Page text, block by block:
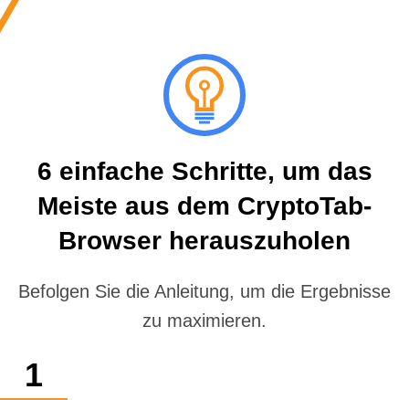
6 einfache Schritte, um das
Meiste aus dem CryptoTab-
Browser herauszuholen
Befolgen Sie die Anleitung, um die Ergebnisse
zu maximieren.